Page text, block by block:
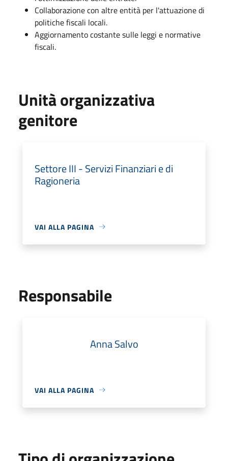
Collaborazione con altre entità per l'attuazione di
politiche fiscali locali.
Aggiornamento costante sulle leggi e normative
fiscali.
Unità organizzativa
genitore
Settore III - Servizi Finanziari e di
Ragioneria
VAI ALLA PAGINA
Responsabile
Anna Salvo
VAI ALLA PAGINA